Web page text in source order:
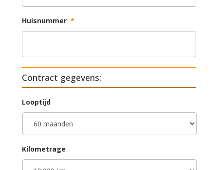
Huisnummer *
Contract gegevens:
Looptijd
Kilometrage